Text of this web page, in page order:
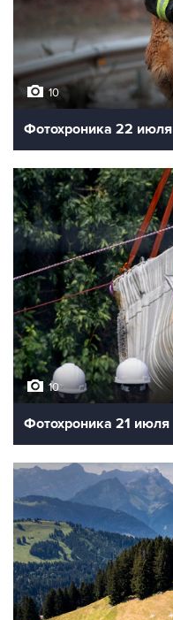
10
Фотохроника 22 июля
10
Фотохроника 21 июля